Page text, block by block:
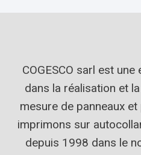
COGESCO sarl est
dans la réalisation et
mesure de panneaux
imprimons sur
depuis 1998 dans le